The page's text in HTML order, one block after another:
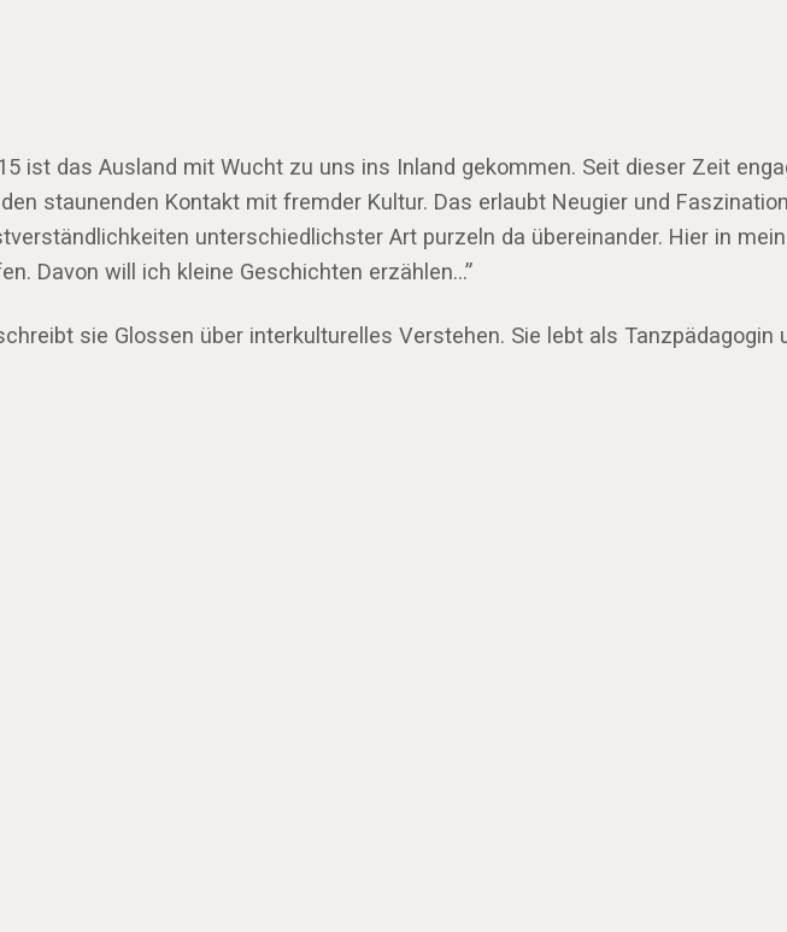
ist das Ausland mit Wucht zu uns ins Inland gekommen. Seit dieser Zeit
staunenden Kontakt mit fremder Kultur. Das erlaubt Neugier und
unterschiedlichster Art purzeln da übereinander. Hier in
Davon will ich kleine Geschichten erzählen…”
sie Glossen über interkulturelles Verstehen. Sie lebt als Tanzpädagogin